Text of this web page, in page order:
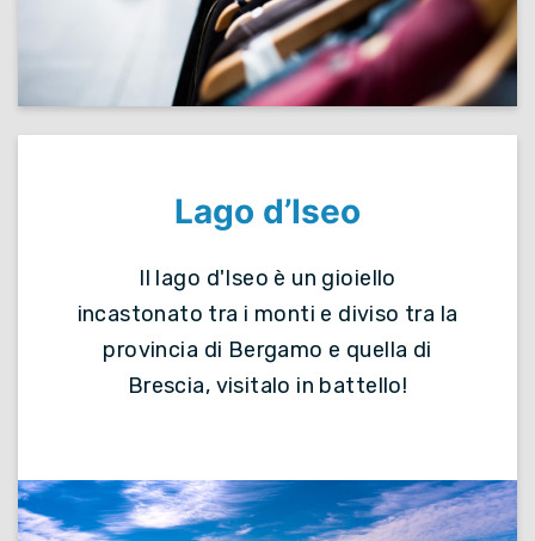
Lago d’Iseo
Il lago d'Iseo è un gioiello
incastonato tra i monti e diviso tra la
provincia di Bergamo e quella di
Brescia, visitalo in battello!